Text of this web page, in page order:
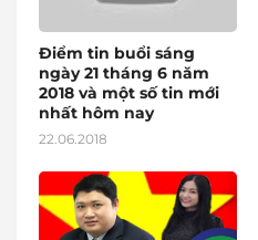
Điểm tin buổi sáng
ngày 21 tháng 6 năm
2018 và một số tin mới
nhất hôm nay
22.06.2018